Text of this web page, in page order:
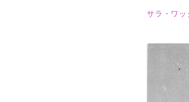
サラ・ワッ